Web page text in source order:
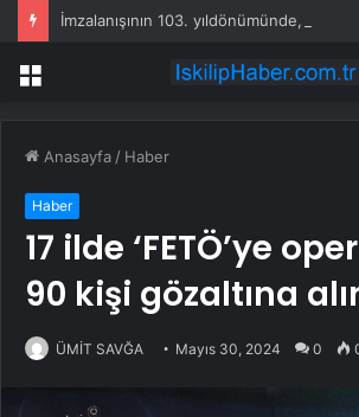
Menü
Anasayfa / Haber
Haber
17 ilde ‘FETÖ’ye
90 kişi gözaltına
ÜMİT SAVĞA Mayıs 30, 2024 0